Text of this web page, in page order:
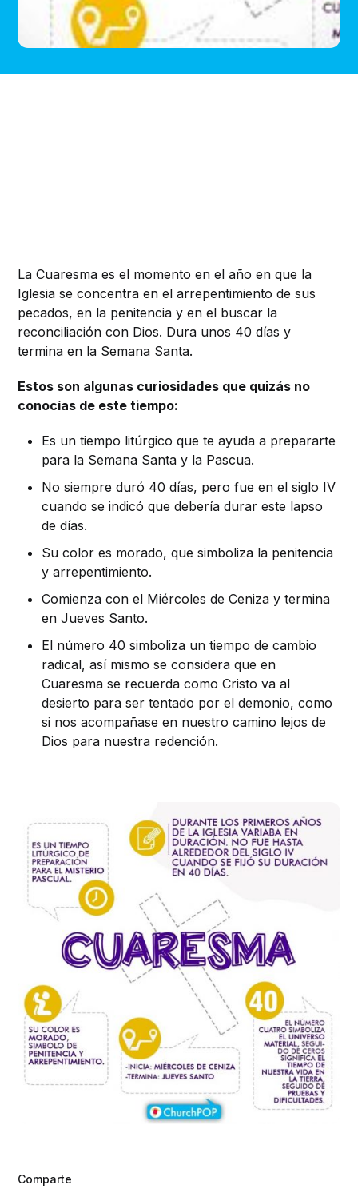
La Cuaresma es el momento en el año en que la
Iglesia se concentra en el arrepentimiento de sus
pecados, en la penitencia y en el buscar la
reconciliación con Dios. Dura unos 40 días y
termina en la Semana Santa.
Estos son algunas curiosidades que quizás no
conocías de este tiempo:
Es un tiempo litúrgico que te ayuda a prepararte
para la Semana Santa y la Pascua.
No siempre duró 40 días, pero fue en el siglo IV
cuando se indicó que debería durar este lapso
de días.
Su color es morado, que simboliza la penitencia
y arrepentimiento.
Comienza con el Miércoles de Ceniza y termina
en Jueves Santo.
El número 40 simboliza un tiempo de cambio
radical, así mismo se considera que en
Cuaresma se recuerda como Cristo va al
desierto para ser tentado por el demonio, como
si nos acompañase en nuestro camino lejos de
Dios para nuestra redención.
Comparte